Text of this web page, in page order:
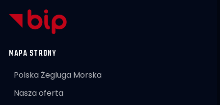
MAPA STRONY
Polska Żegluga Morska
Nasza oferta